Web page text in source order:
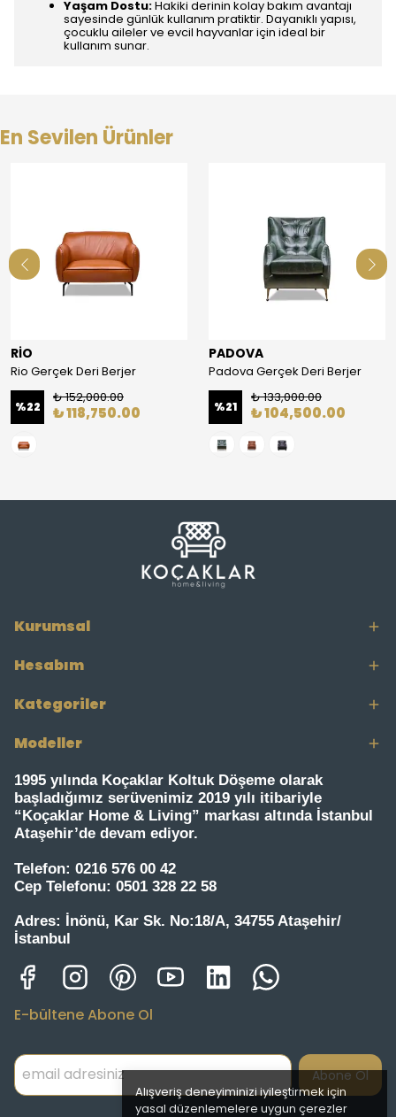
Alışveriş deneyiminizi iyileştirmek için
yasal düzenlemelere uygun çerezler
Yaşam Dostu:Hakiki derinin kolay bakım avantajı
sayesinde günlük kullanım pratiktir. Dayanıklı yapısı,
çocuklu aileler ve evcil hayvanlar için ideal bir
kullanım sunar.
En Sevilen Ürünler
RİO
Rio Gerçek Deri Berjer
%22
₺ 152,000.00
₺ 118,750.00
PADOVA
Padova Gerçek Deri Berjer
%21
₺ 133,000.00
₺ 104,500.00
Kurumsal
Hesabım
Kategoriler
Modeller
1995 yılında Koçaklar Koltuk Döşeme olarak
başladığımız serüvenimiz 2019 yılı itibariyle
“Koçaklar Home & Living” markası altında İstanbul
Ataşehir’de devam ediyor.
Telefon: 0216 576 00 42
Cep Telefonu: 0501 328 22 58
Adres: İnönü, Kar Sk. No:18/A, 34755 Ataşehir/
İstanbul
E-bültene Abone Ol
Abone Ol